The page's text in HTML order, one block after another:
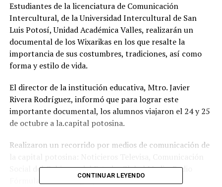
Estudiantes de la licenciatura de Comunicación
Intercultural, de la Universidad Intercultural de San
Luis Potosí, Unidad Académica Valles, realizarán un
documental de los Wixarikas en los que resalte la
importancia de sus costumbres, tradiciones, así como
forma y estilo de vida.
El director de la institución educativa, Mtro. Javier
Rivera Rodríguez, informó que para lograr este
importante documental, los alumnos viajaron el 24 y 25
de octubre a la.capital potosina.
Realizaron un recorrido por medios de comunicación de
Social del Gobierno del Estado, Global Media, Radio
Fórmula, Radio Imagen, Cable Canal local.
CONTINUAR LEYENDO